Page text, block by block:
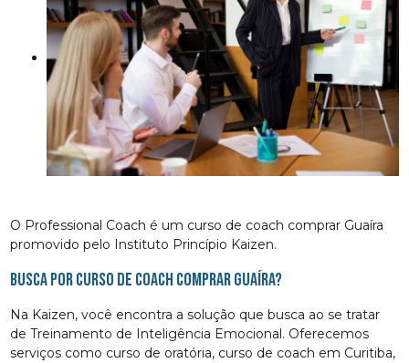
O Professional Coach é um curso de coach comprar Guaíra
promovido pelo Instituto Princípio Kaizen.
Busca por curso de coach comprar Guaíra?
Na Kaizen, você encontra a solução que busca ao se tratar
de Treinamento de Inteligência Emocional. Oferecemos
serviços como curso de oratória, curso de coach em Curitiba,